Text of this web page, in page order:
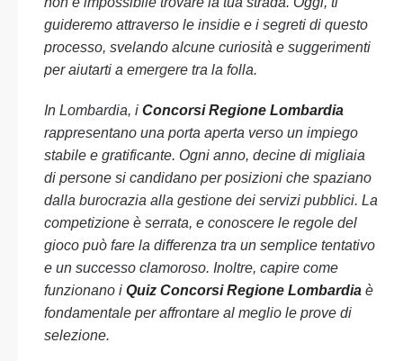
guideremo attraverso le insidie e i segreti di questo
processo, svelando alcune curiosità e suggerimenti
per aiutarti a emergere tra la folla.
In Lombardia, i Concorsi Regione Lombardia
rappresentano una porta aperta verso un impiego
stabile e gratificante. Ogni anno, decine di migliaia
di persone si candidano per posizioni che spaziano
dalla burocrazia alla gestione dei servizi pubblici. La
competizione è serrata, e conoscere le regole del
gioco può fare la differenza tra un semplice tentativo
e un successo clamoroso. Inoltre, capire come
funzionano i Quiz Concorsi Regione Lombardia è
fondamentale per affrontare al meglio le prove di
selezione.